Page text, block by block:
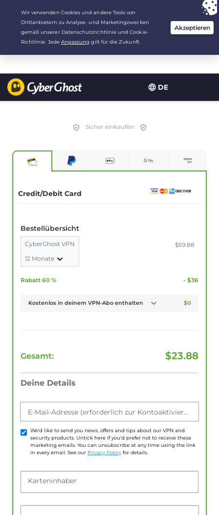
DE
Deine Wahl: Der beste Dealfür 1 Jahre zu $ /Monat
Sicher einkaufen
Credit/Debit Card
Bestellübersicht
CyberGhost VPN
12 Monate
$59.88
Rabatt 60 % - $36
Kostenlos in deinem VPN-Abo enthalten $0
Gesamt: $23.88
Deine Details
E-Mail-Adresse (erforderlich zur Kontoaktivierung)
We'd like to send you news, offers and tips about our VPN and
security products. Untick here if you'd prefer not to receive these
marketing emails. You can unsubscribe at any time using the link
in every email. See our Privacy Policy for details.
Karteninhaber